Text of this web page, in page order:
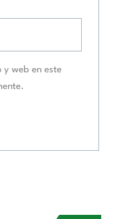
y web en este